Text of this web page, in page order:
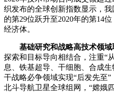
织发布的全球创新指数显示，
的第29位跃升至2020年的第14
经济体。
基础研究和战略高技术领域
探索和目标导向相结合，注重“
息、铁基超导、干细胞、合成
干战略必争领域实现“后发先至”
北斗导航卫星全球组网，“嫦娥